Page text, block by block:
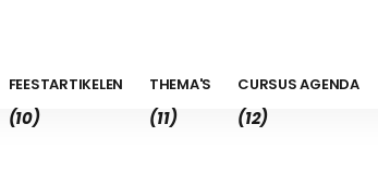
FEESTARTIKELEN
(10)
THEMA'S
(11)
CURSUS AGENDA
(12)